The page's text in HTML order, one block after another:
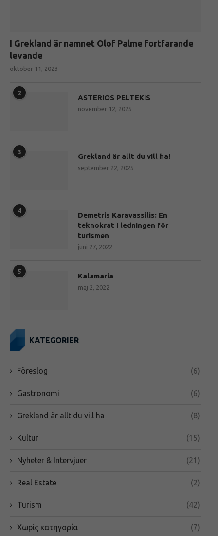
I Grekland är namnet Olof Palme fortfarande
levande
oktober 11, 2023
2
ASTERIOS PELTEKIS
november 12, 2025
3
Grekland är allt du vill ha!
september 22, 2025
4
Demetris Karavassilis: En
teknokrat i ledningen för
turismen
juni 27, 2022
5
Kalamaria
maj 2, 2022
KATEGORIER
Föreslog (6)
Gastronomi (6)
Grekland är allt du vill ha (8)
Kultur (15)
Nyheter & Intervjuer (21)
Real Estate (2)
Turism (42)
Χωρίς κατηγορία (7)